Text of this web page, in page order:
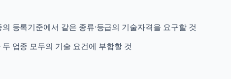
등록기준에서 같은 종류·등급의 기술자격을 요구할 것
업종 모두의 기술 요건에 부합할 것